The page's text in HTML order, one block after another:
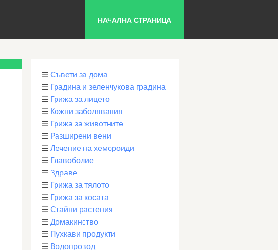
НАЧАЛНА СТРАНИЦА
☰ Съвети за дома
☰ Градина и зеленчукова градина
☰ Грижа за лицето
☰ Кожни заболявания
☰ Грижа за животните
☰ Разширени вени
☰ Лечение на хемороиди
☰ Главоболие
☰ Здраве
☰ Грижа за тялото
☰ Грижа за косата
☰ Стайни растения
☰ Домакинство
☰ Пухкави продукти
☰ Водопровод